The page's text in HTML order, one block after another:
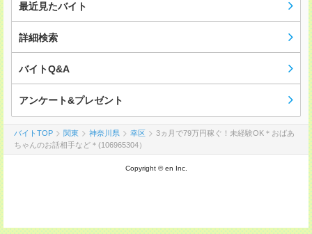
最近見たバイト
詳細検索
バイトQ&A
アンケート&プレゼント
バイトTOP 関東 神奈川県 幸区
3ヵ月で79万円稼ぐ！未経験OK＊おばあ
ちゃんのお話相手など＊(106965304）
Copyright © en Inc.